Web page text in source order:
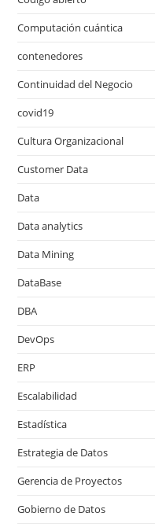
Computación cuántica
contenedores
Continuidad del Negocio
covid19
Cultura Organizacional
Customer Data
Data
Data analytics
Data Mining
DataBase
DBA
DevOps
ERP
Escalabilidad
Estadística
Estrategia de Datos
Gerencia de Proyectos
Gobierno de Datos